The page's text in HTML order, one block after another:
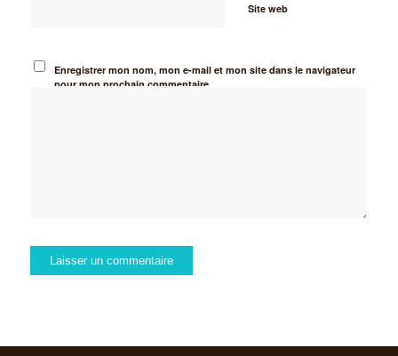
Site web
Enregistrer mon nom, mon e-mail et mon site dans le navigateur
pour mon prochain commentaire.